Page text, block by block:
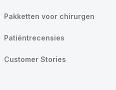
Pakketten voor chirurgen
Patiëntrecensies
Customer Stories